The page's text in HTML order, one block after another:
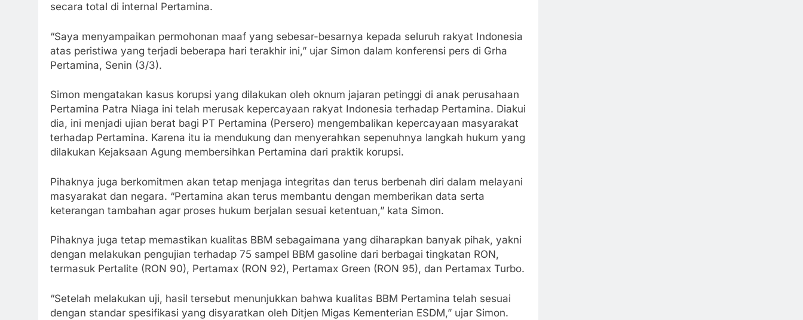
secara total di internal Pertamina.
“Saya menyampaikan permohonan maaf yang sebesar-besarnya kepada seluruh rakyat Indonesia
atas peristiwa yang terjadi beberapa hari terakhir ini,” ujar Simon dalam konferensi pers di Grha
Pertamina, Senin (3/3).
Simon mengatakan kasus korupsi yang dilakukan oleh oknum jajaran petinggi di anak perusahaan
Pertamina Patra Niaga ini telah merusak kepercayaan rakyat Indonesia terhadap Pertamina. Diakui
dia, ini menjadi ujian berat bagi PT Pertamina (Persero) mengembalikan kepercayaan masyarakat
terhadap Pertamina. Karena itu ia mendukung dan menyerahkan sepenuhnya langkah hukum yang
dilakukan Kejaksaan Agung membersihkan Pertamina dari praktik korupsi.
Pihaknya juga berkomitmen akan tetap menjaga integritas dan terus berbenah diri dalam melayani
masyarakat dan negara. “Pertamina akan terus membantu dengan memberikan data serta
keterangan tambahan agar proses hukum berjalan sesuai ketentuan,” kata Simon.
Pihaknya juga tetap memastikan kualitas BBM sebagaimana yang diharapkan banyak pihak, yakni
dengan melakukan pengujian terhadap 75 sampel BBM gasoline dari berbagai tingkatan RON,
termasuk Pertalite (RON 90), Pertamax (RON 92), Pertamax Green (RON 95), dan Pertamax Turbo.
“Setelah melakukan uji, hasil tersebut menunjukkan bahwa kualitas BBM Pertamina telah sesuai
dengan standar spesifikasi yang disyaratkan oleh Ditjen Migas Kementerian ESDM,” ujar Simon.